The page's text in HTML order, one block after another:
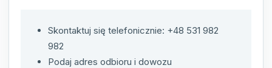
Skontaktuj się telefonicznie: +48 531 982
982
Podaj adres odbioru i dowozu